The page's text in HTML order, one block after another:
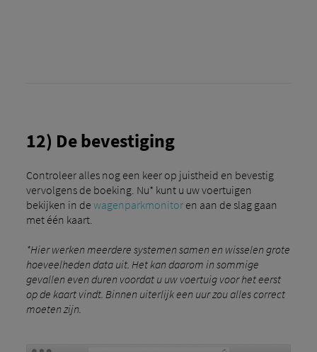
12) De bevestiging
Controleer alles nog een keer op juistheid en bevestig
vervolgens de boeking. Nu* kunt u uw voertuigen
bekijken in de wagenparkmonitoren aan de slag gaan
met één kaart.
*Hier werken meerdere systemen samen en wisselen grote
hoeveelheden data uit. Het kan daarom in sommige
gevallen even duren voordat u uw voertuig voor het eerst
op de kaart vindt. Binnen uiterlijk een uur zou alles correct
moeten zijn.